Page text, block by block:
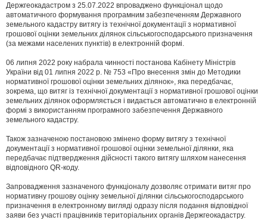
в
і
д
м
л
н
н
я
Держгеокадастром з 25.07.2022 впроваджено функціонал щодо
автоматичного формування програмним забезпеченням Державного
земельного кадастру витягу із технічної документації з нормативної
грошової оцінки земельних ділянок сільськогосподарського призначення
(за межами населених пунктів) в електронній формі.
06 липня 2022 року набрала чинності постанова Кабінету Міністрів
України від 01 липня 2022 р. № 753 «Про внесення змін до Методики
нормативної грошової оцінки земельних ділянок», яка передбачає,
зокрема, що витяг із технічної документації з нормативної грошової оцінки
земельних ділянок оформляється і видається автоматично в електронній
формі з використанням програмного забезпечення Державного
земельного кадастру.
Також зазначеною постановою змінено форму витягу з технічної
документації з нормативної грошової оцінки земельної ділянки, яка
передбачає підтвердження дійсності такого витягу шляхом нанесення
відповідного QR-коду.
Запровадження зазначеного функціоналу дозволяє отримати витяг про
нормативну грошову оцінку земельної ділянки сільськогосподарського
призначення в електронному вигляді одразу після подання відповідної
заяви без участі працівників територіальних органів Держгеокадастру.